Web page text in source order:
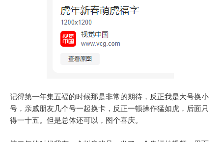
记得第一年集五福的时候那是非常的期待，反正我是大号换小
号，亲戚朋友几个号一起换卡，反正一顿操作猛如虎，后面只
得一十五。但是总体还可以，图个喜庆。